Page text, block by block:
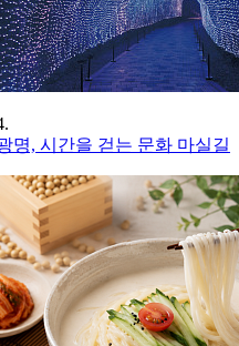
명, 시간을 걷는 문화 마실길